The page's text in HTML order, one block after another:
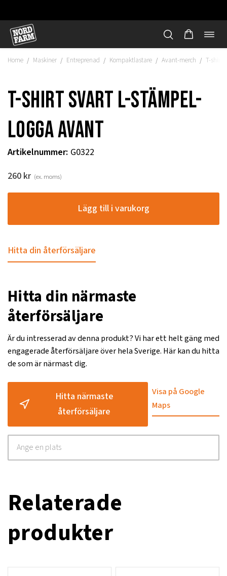
Hoppa
innehåll
Home / Maskiner / Entreprenad / Kompaktlastare / Avant-merch / T-shirt
T-shirt svart l-stämpel-
logga Avant
Artikelnummer: G0322
260 kr (ex. moms)
Lägg till i varukorg
Hitta din återförsäljare
Hitta din närmaste
återförsäljare
Är du intresserad av denna produkt? Vi har ett helt gäng med
engagerade återförsäljare över hela Sverige. Här kan du hitta
de som är närmast dig.
Hitta närmaste
återförsäljare
Visa på Google
Maps
Relaterade
produkter